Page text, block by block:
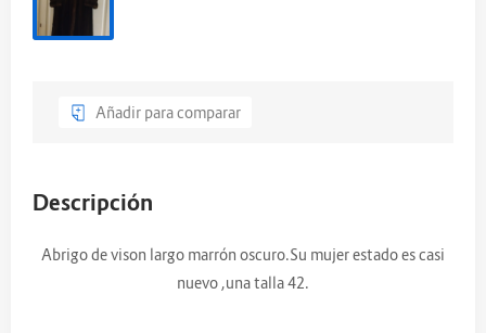
Añadir para comparar
Descripción
Abrigo de vison largo marrón oscuro.Su mujer estado es casi
nuevo ,una talla 42.